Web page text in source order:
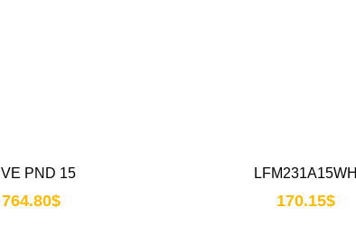
PND 15
764.80$
LFM231A15WH
170.15$